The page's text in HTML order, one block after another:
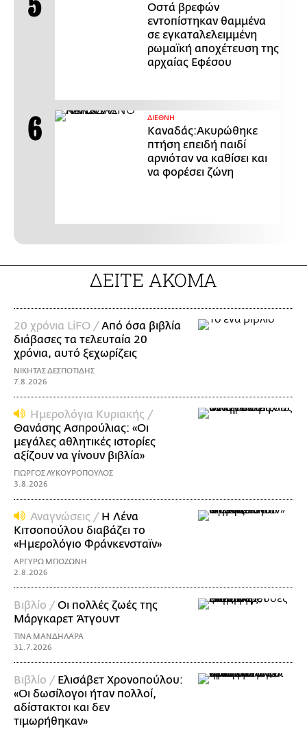
Οστά βρεφών
εντοπίστηκαν θαμμένα
σε εγκαταλελειμμένη
ρωμαϊκή αποχέτευση της
αρχαίας Εφέσου
ΔΙΕΘΝΗ
Καναδάς:Ακυρώθηκε
πτήση επειδή παιδί
αρνιόταν να καθίσει και
να φορέσει ζώνη
ΔΕΙΤΕ ΑΚΟΜΑ
20 χρόνια LiFO /Από όσα βιβλία
διάβασες τα τελευταία 20
χρόνια, αυτό ξεχωρίζεις
ΝΙΚΗΤΑΣ ΔΕΣΠΟΤΙΔΗΣ
7.8.2026
Ημερολόγια Κυριακής /
Θανάσης Ασπρούλιας: «Οι
μεγάλες αθλητικές ιστορίες
αξίζουν να γίνουν βιβλία»
ΓΙΩΡΓΟΣ ΛΥΚΟΥΡΟΠΟΥΛΟΣ
3.8.2026
Αναγνώσεις / Η Λένα
Κιτσοπούλου διαβάζει το
«Ημερολόγιο Φράνκενσταϊν»
ΑΡΓΥΡΩ ΜΠΟΖΩΝΗ
2.8.2026
Βιβλίο /Οι πολλές ζωές της
Μάργκαρετ Άτγουντ
ΤΙΝΑ ΜΑΝΔΗΛΑΡΑ
31.7.2026
Βιβλίο / Ελισάβετ Χρονοπούλου:
«Οι δωσίλογοι ήταν πολλοί,
αδίστακτοι και δεν
τιμωρήθηκαν»